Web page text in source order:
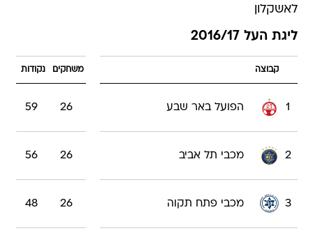
לאשקלון
ליגת העל 2016/17
קבוצה משחקים נקודות
1 הפועל באר שבע 26
59
2 מכבי תל אביב 26
56
3 מכבי פתח תקוה 26
48